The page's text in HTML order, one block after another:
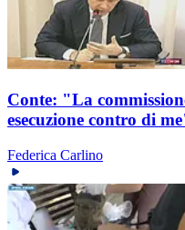
Conte: "La
esecuzione contro di
Federica Carlino